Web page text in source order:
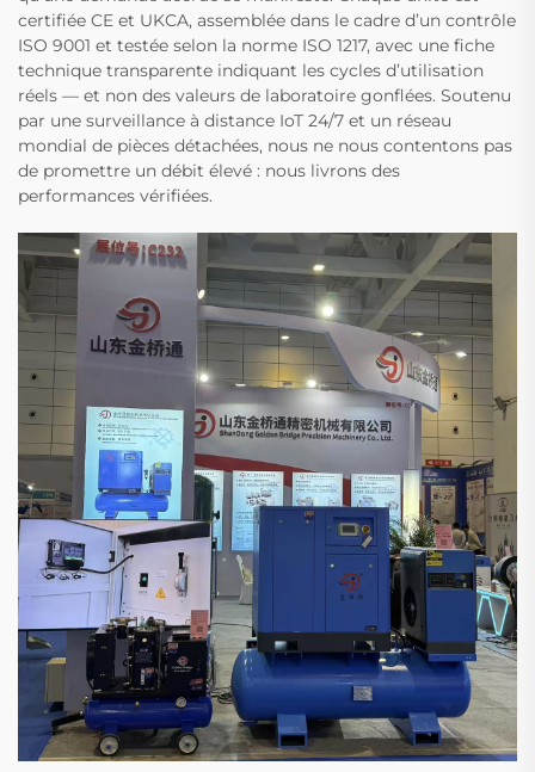
certifiée CE et UKCA, assemblée dans le cadre d’un contrôle
ISO 9001 et testée selon la norme ISO 1217, avec une fiche
technique transparente indiquant les cycles d’utilisation
réels — et non des valeurs de laboratoire gonflées. Soutenu
par une surveillance à distance IoT 24/7 et un réseau
mondial de pièces détachées, nous ne nous contentons pas
de promettre un débit élevé : nous livrons des
performances vérifiées.